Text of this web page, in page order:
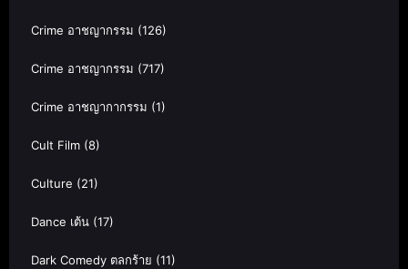
Crime อาชญากรรม (126)
Crime อาชญากรรม (717)
Crime อาชญากากรรม (1)
Cult Film (8)
Culture (21)
Dance เต้น (17)
Dark Comedy ตลกร้าย (11)